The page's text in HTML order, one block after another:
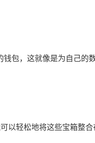
包，这就像是为自己的
轻松地将这些宝箱整合